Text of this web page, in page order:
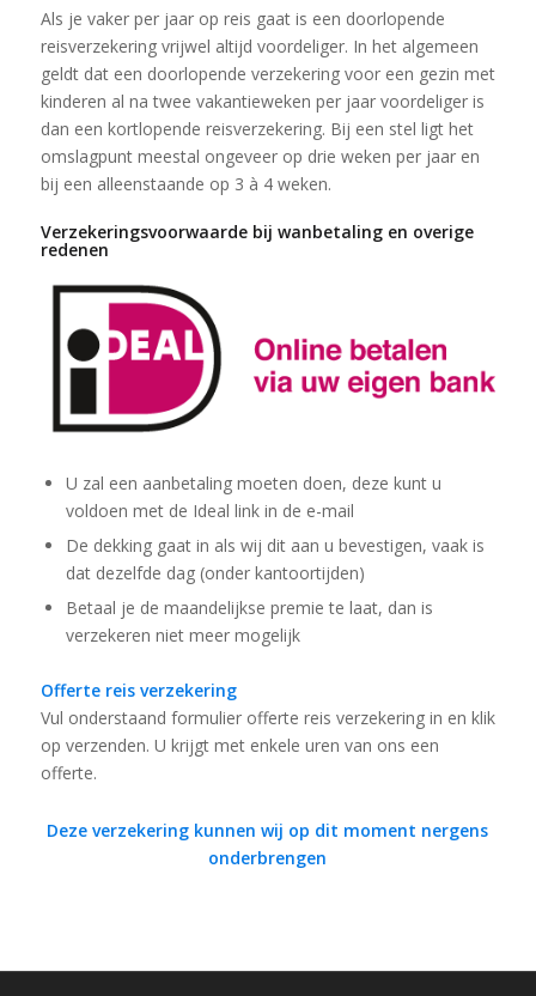
Als je vaker per jaar op reis gaat is een doorlopende
reisverzekering vrijwel altijd voordeliger. In het algemeen
geldt dat een doorlopende verzekering voor een gezin met
kinderen al na twee vakantieweken per jaar voordeliger is
dan een kortlopende reisverzekering. Bij een stel ligt het
omslagpunt meestal ongeveer op drie weken per jaar en
bij een alleenstaande op 3 à 4 weken.
Verzekeringsvoorwaarde bij wanbetaling en overige
redenen
U zal een aanbetaling moeten doen, deze kunt u
voldoen met de Ideal link in de e-mail
De dekking gaat in als wij dit aan u bevestigen, vaak is
dat dezelfde dag (onder kantoortijden)
Betaal je de maandelijkse premie te laat, dan is
verzekeren niet meer mogelijk
Offerte reis verzekering
Vul onderstaand formulier offerte reis verzekering in en klik
op verzenden. U krijgt met enkele uren van ons een
offerte.
Deze verzekering kunnen wij op dit moment nergens
onderbrengen